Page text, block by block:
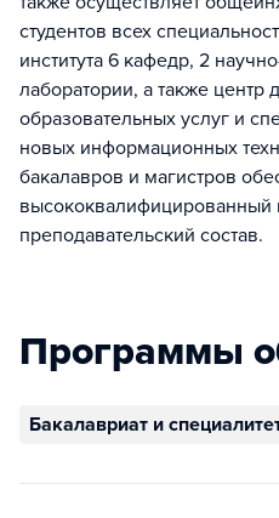
студентов всех
института 6 кафедр, 2
лаборатории, а также центр
образовательных услуг и
новых информационных
бакалавров и магистров
высококвалифицированный
преподавательский состав.
Программы
Бакалавриат и